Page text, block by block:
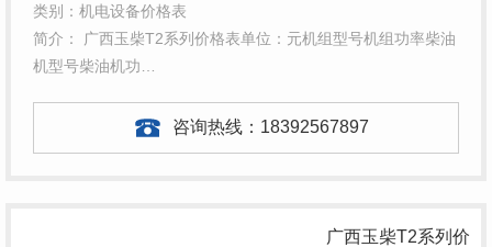
类别：机电设备价格表
简介： 广西玉柴T2系列价格表单位：元机组型号机组功率柴油
机型号柴油机功…
咨询热线： 18392567897
广西玉柴T2系列价